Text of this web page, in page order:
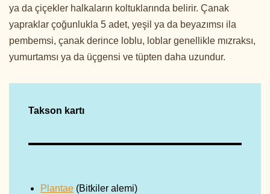
ya da çiçekler halkaların koltuklarında belirir. Çanak
yapraklar çoğunlukla 5 adet, yeşil ya da beyazımsı ila
pembemsi, çanak derince loblu, loblar genellikle mızraksı,
yumurtamsı ya da üçgensi ve tüpten daha uzundur.
Takson kartı
Plantae (Bitkiler alemi)